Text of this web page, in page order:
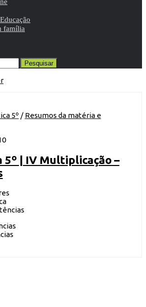
família
5º / Resumos da matéria e
5º | IV Multiplicação –